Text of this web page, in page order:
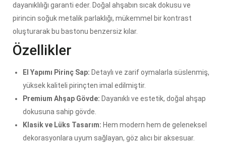
dayanıklılığı garanti eder. Doğal ahşabın sıcak dokusu ve
pirincin soğuk metalik parlaklığı, mükemmel bir kontrast
oluşturarak bu bastonu benzersiz kılar.
Özellikler
El Yapımı Pirinç Sap: Detaylı ve zarif oymalarla süslenmiş,
yüksek kaliteli pirinçten imal edilmiştir.
Premium Ahşap Gövde: Dayanıklı ve estetik, doğal ahşap
dokusuna sahip gövde.
Klasik ve Lüks Tasarım: Hem modern hem de geleneksel
dekorasyonlara uyum sağlayan, göz alıcı bir aksesuar.